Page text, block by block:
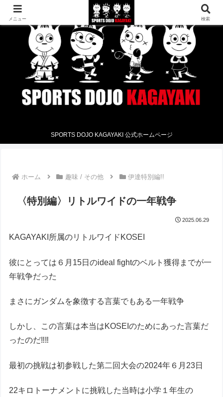
SPORTS DOJO KAGAYAKI 公式ホームページ
ホーム 趣味 / その他 伊達特別編!!
〈特別編〉リトルワイドの一年戦争
2025.06.29
KAGAYAKI所属のリトルワイドKOSEI
彼にとっては６月15日のideal fightのベルト獲得までが一
年戦争だった
まさにガンダムを象徴する言葉でもある一年戦争
しかし、この言葉は本当はKOSEIのためにあった言葉だ
ったのだ‼︎‼︎
最初の挑戦は初参戦した第二回大会の2024年６月23日
22キロトーナメントに挑戦した当時は小学１年生の
メニュー 検索